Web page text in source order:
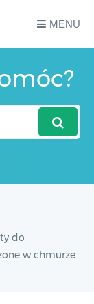
MENU
do
w chmurze